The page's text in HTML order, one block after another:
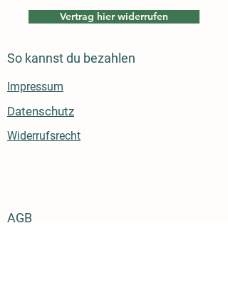
Vertrag hier widerrufen
So kannst du bezahlen
Impressum
Datenschutz
Widerrufsrecht
AGB